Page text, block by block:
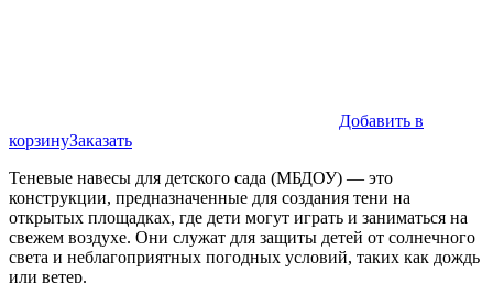
Добавить в
корзинуЗаказать
Теневые навесы для детского сада (МБДОУ) — это
конструкции, предназначенные для создания тени на
открытых площадках, где дети могут играть и заниматься на
свежем воздухе. Они служат для защиты детей от солнечного
света и неблагоприятных погодных условий, таких как дождь
или ветер.